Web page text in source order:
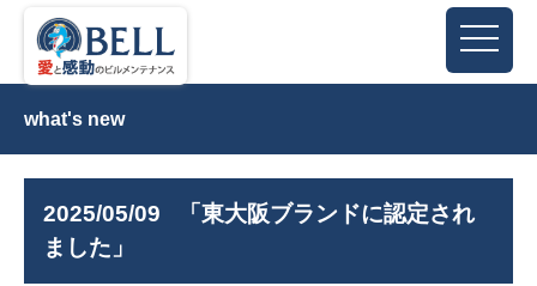
what's new
2025/05/09 「東大阪ブランドに認定され
ました」